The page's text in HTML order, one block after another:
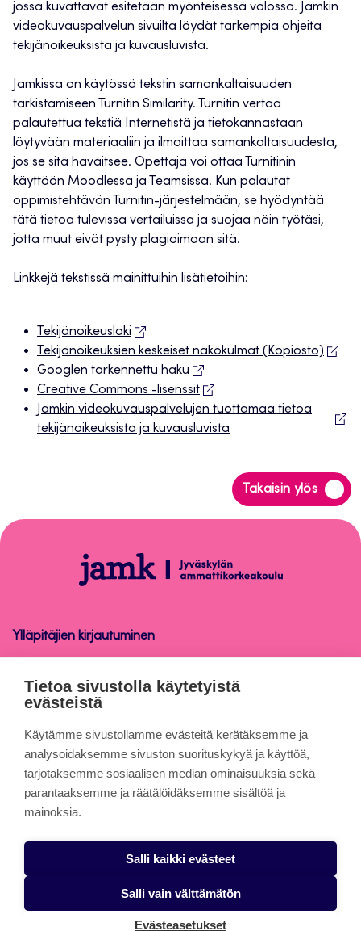
jossa kuvattavat esitetään myönteisessä valossa. Jamkin
videokuvauspalvelun sivuilta löydät tarkempia ohjeita
tekijänoikeuksista ja kuvausluvista.
Jamkissa on käytössä tekstin samankaltaisuuden
tarkistamiseen Turnitin Similarity. Turnitin vertaa
palautettua tekstiä Internetistä ja tietokannastaan
löytyvään materiaaliin ja ilmoittaa samankaltaisuudesta,
jos se sitä havaitsee. Opettaja voi ottaa Turnitinin
käyttöön Moodlessa ja Teamsissa. Kun palautat
oppimistehtävän Turnitin-järjestelmään, se hyödyntää
tätä tietoa tulevissa vertailuissa ja suojaa näin työtäsi,
jotta muut eivät pysty plagioimaan sitä.
Linkkejä tekstissä mainittuihin lisätietoihin:
Tekijänoikeuslaki
Tekijänoikeuksien keskeiset näkökulmat (Kopiosto)
Googlen tarkennettu haku
Creative Commons -lisenssit
Jamkin videokuvauspalvelujen tuottamaa tietoa
tekijänoikeuksista ja kuvausluvista
Takaisin ylös
Siirry
takaisin
Oppiminen
Ylläpitäjien kirjautuminen
Oppiminen
Tietoa sivuista
Evästeet
Saavutettavuusseloste
Tietosuojaseloste
Alasottoilmoitus
Tietoa sivustolla käytetyistä
evästeistä
Käytämme sivustollamme evästeitä kerätäksemme ja
analysoidaksemme sivuston suorituskykyä ja käyttöä,
tarjotaksemme sosiaalisen median ominaisuuksia sekä
parantaaksemme ja räätälöidäksemme sisältöä ja
mainoksia.
Salli kaikki evästeet
Salli vain välttämätön
Evästeasetukset